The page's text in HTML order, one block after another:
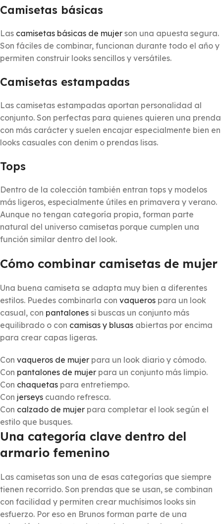
Camisetas básicas
Las camisetas básicas de mujer son una apuesta segura.
Son fáciles de combinar, funcionan durante todo el año y
permiten construir looks sencillos y versátiles.
Camisetas estampadas
Las camisetas estampadas aportan personalidad al
conjunto. Son perfectas para quienes quieren una prenda
con más carácter y suelen encajar especialmente bien en
looks casuales con denim o prendas lisas.
Tops
Dentro de la colección también entran tops y modelos
más ligeros, especialmente útiles en primavera y verano.
Aunque no tengan categoría propia, forman parte
natural del universo camisetas porque cumplen una
función similar dentro del look.
Cómo combinar camisetas de mujer
Una buena camiseta se adapta muy bien a diferentes
estilos. Puedes combinarla con vaqueros para un look
casual, con pantalones si buscas un conjunto más
equilibrado o con camisas y blusas abiertas por encima
para crear capas ligeras.
Con vaqueros de mujer para un look diario y cómodo.
Con pantalones de mujer para un conjunto más limpio.
Con chaquetas para entretiempo.
Con jerseys cuando refresca.
Con calzado de mujer para completar el look según el
estilo que busques.
Una categoría clave dentro del
armario femenino
Las camisetas son una de esas categorías que siempre
tienen recorrido. Son prendas que se usan, se combinan
con facilidad y permiten crear muchísimos looks sin
esfuerzo. Por eso en Brunos forman parte de una